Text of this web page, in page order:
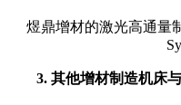
煜鼎增材的激光高通量
3. 其他增材制造机床